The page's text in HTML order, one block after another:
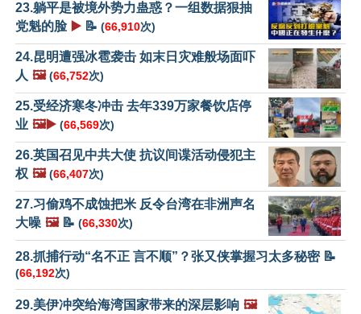
23.躺平是被境外势力蛊惑？一组数据狠抽
党魁的脸 ▶️ 📝 (66,910次)
24.昆明遭强冰雹袭击 如末日灾难般场面吓
人 🖼️ (66,752次)
25.受经济寒冬冲击 去年339万家餐饮店停
业 🖼️▶️ (66,569次)
26.英国召见中共大使 抗议间谍活动侵犯主
权 🖼️ (66,407次)
27.习偷鸡不成蚀把米 反令台湾在非洲声名
大噪 🖼️📝 (66,330次)
28.抓捕行动“名不正 言不顺”？张又侠掌握习太多秘密 📝
(66,192次)
29.美伊冲突给海湾国家带来的深层影响 🖼️